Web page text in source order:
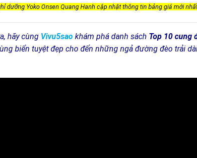
dưỡng Yoko Onsen Quang Hanh cập nhật thông tin bảng giá mới
hãy cùng Vivu5sao khám phá danh sách Top 10 cung
biển tuyệt đẹp cho đến những ngả đường đèo trải